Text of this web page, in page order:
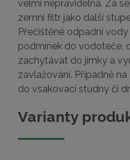
velmi nepravidelná. Za
zemní filtr jako další
Přečištěné odpadní
podmínek do vodoteče,
zachytávat do jímky a
zavlažování. Případně
do vsakovací studny či
Varianty